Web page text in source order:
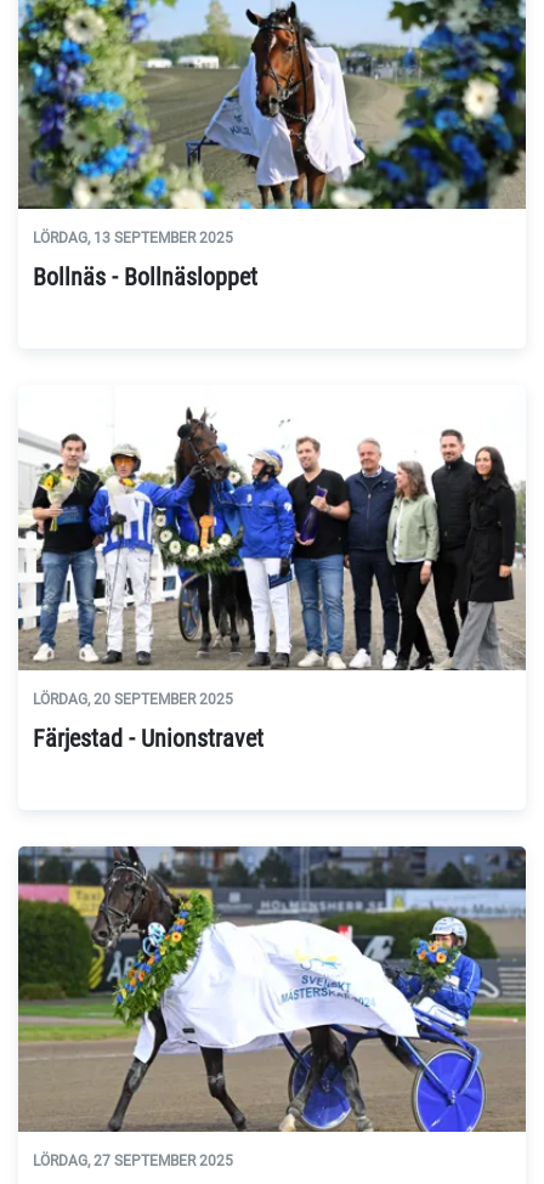
LÖRDAG, 13 SEPTEMBER 2025
Bollnäs - Bollnäsloppet
LÖRDAG, 20 SEPTEMBER 2025
Färjestad - Unionstravet
LÖRDAG, 27 SEPTEMBER 2025